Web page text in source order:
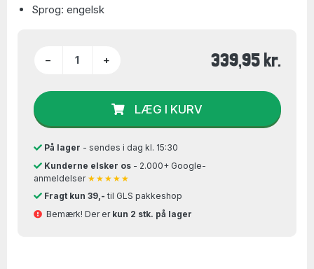
Sprog: engelsk
− + 339,95 kr.
LÆG I KURV
På lager - sendes i dag kl. 15:30
Kunderne elsker os- 2.000+ Google-
anmeldelser ★★★★★
Fragt kun 39,- til GLS pakkeshop
Bemærk! Der er kun 2 stk. på lager